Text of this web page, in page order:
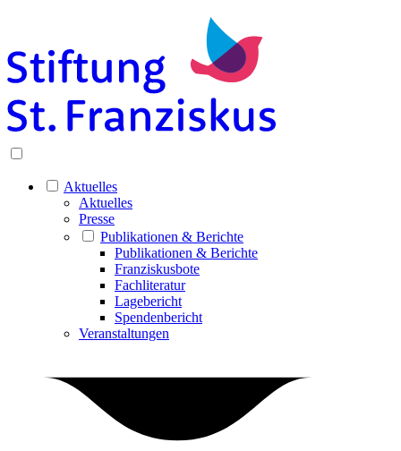
Aktuelles
Aktuelles
Presse
Publikationen & Berichte
Publikationen & Berichte
Franziskusbote
Fachliteratur
Lagebericht
Spendenbericht
Veranstaltungen